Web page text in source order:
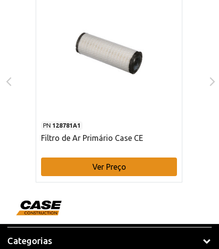
PN 128781A1
Filtro de Ar Primário Case CE
Ver Preço
Categorias